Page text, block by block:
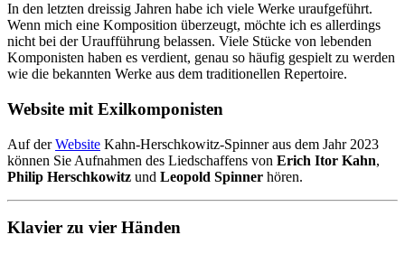
In den letzten dreissig Jahren habe ich viele Werke uraufgeführt.
Wenn mich eine Komposition überzeugt, möchte ich es allerdings
nicht bei der Uraufführung belassen. Viele Stücke von lebenden
Komponisten haben es verdient, genau so häufig gespielt zu werden
wie die bekannten Werke aus dem traditionellen Repertoire.
Website mit Exilkomponisten
Auf derWebsite Kahn-Herschkowitz-Spinner aus dem Jahr 2023
können Sie Aufnahmen des Liedschaffens von Erich Itor Kahn,
Philip Herschkowitz und Leopold Spinner hören.
Klavier zu vier Händen